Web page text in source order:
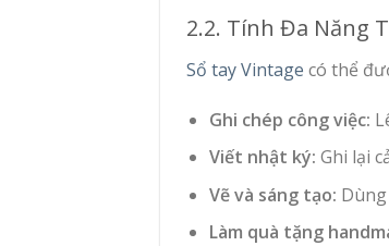
2.2. Tính Đa Năng
Sổ tay Vintage có thể
Ghi chép công việc:
Viết nhật ký: Ghi lại
Vẽ và sáng tạo:
Làm quà tặng